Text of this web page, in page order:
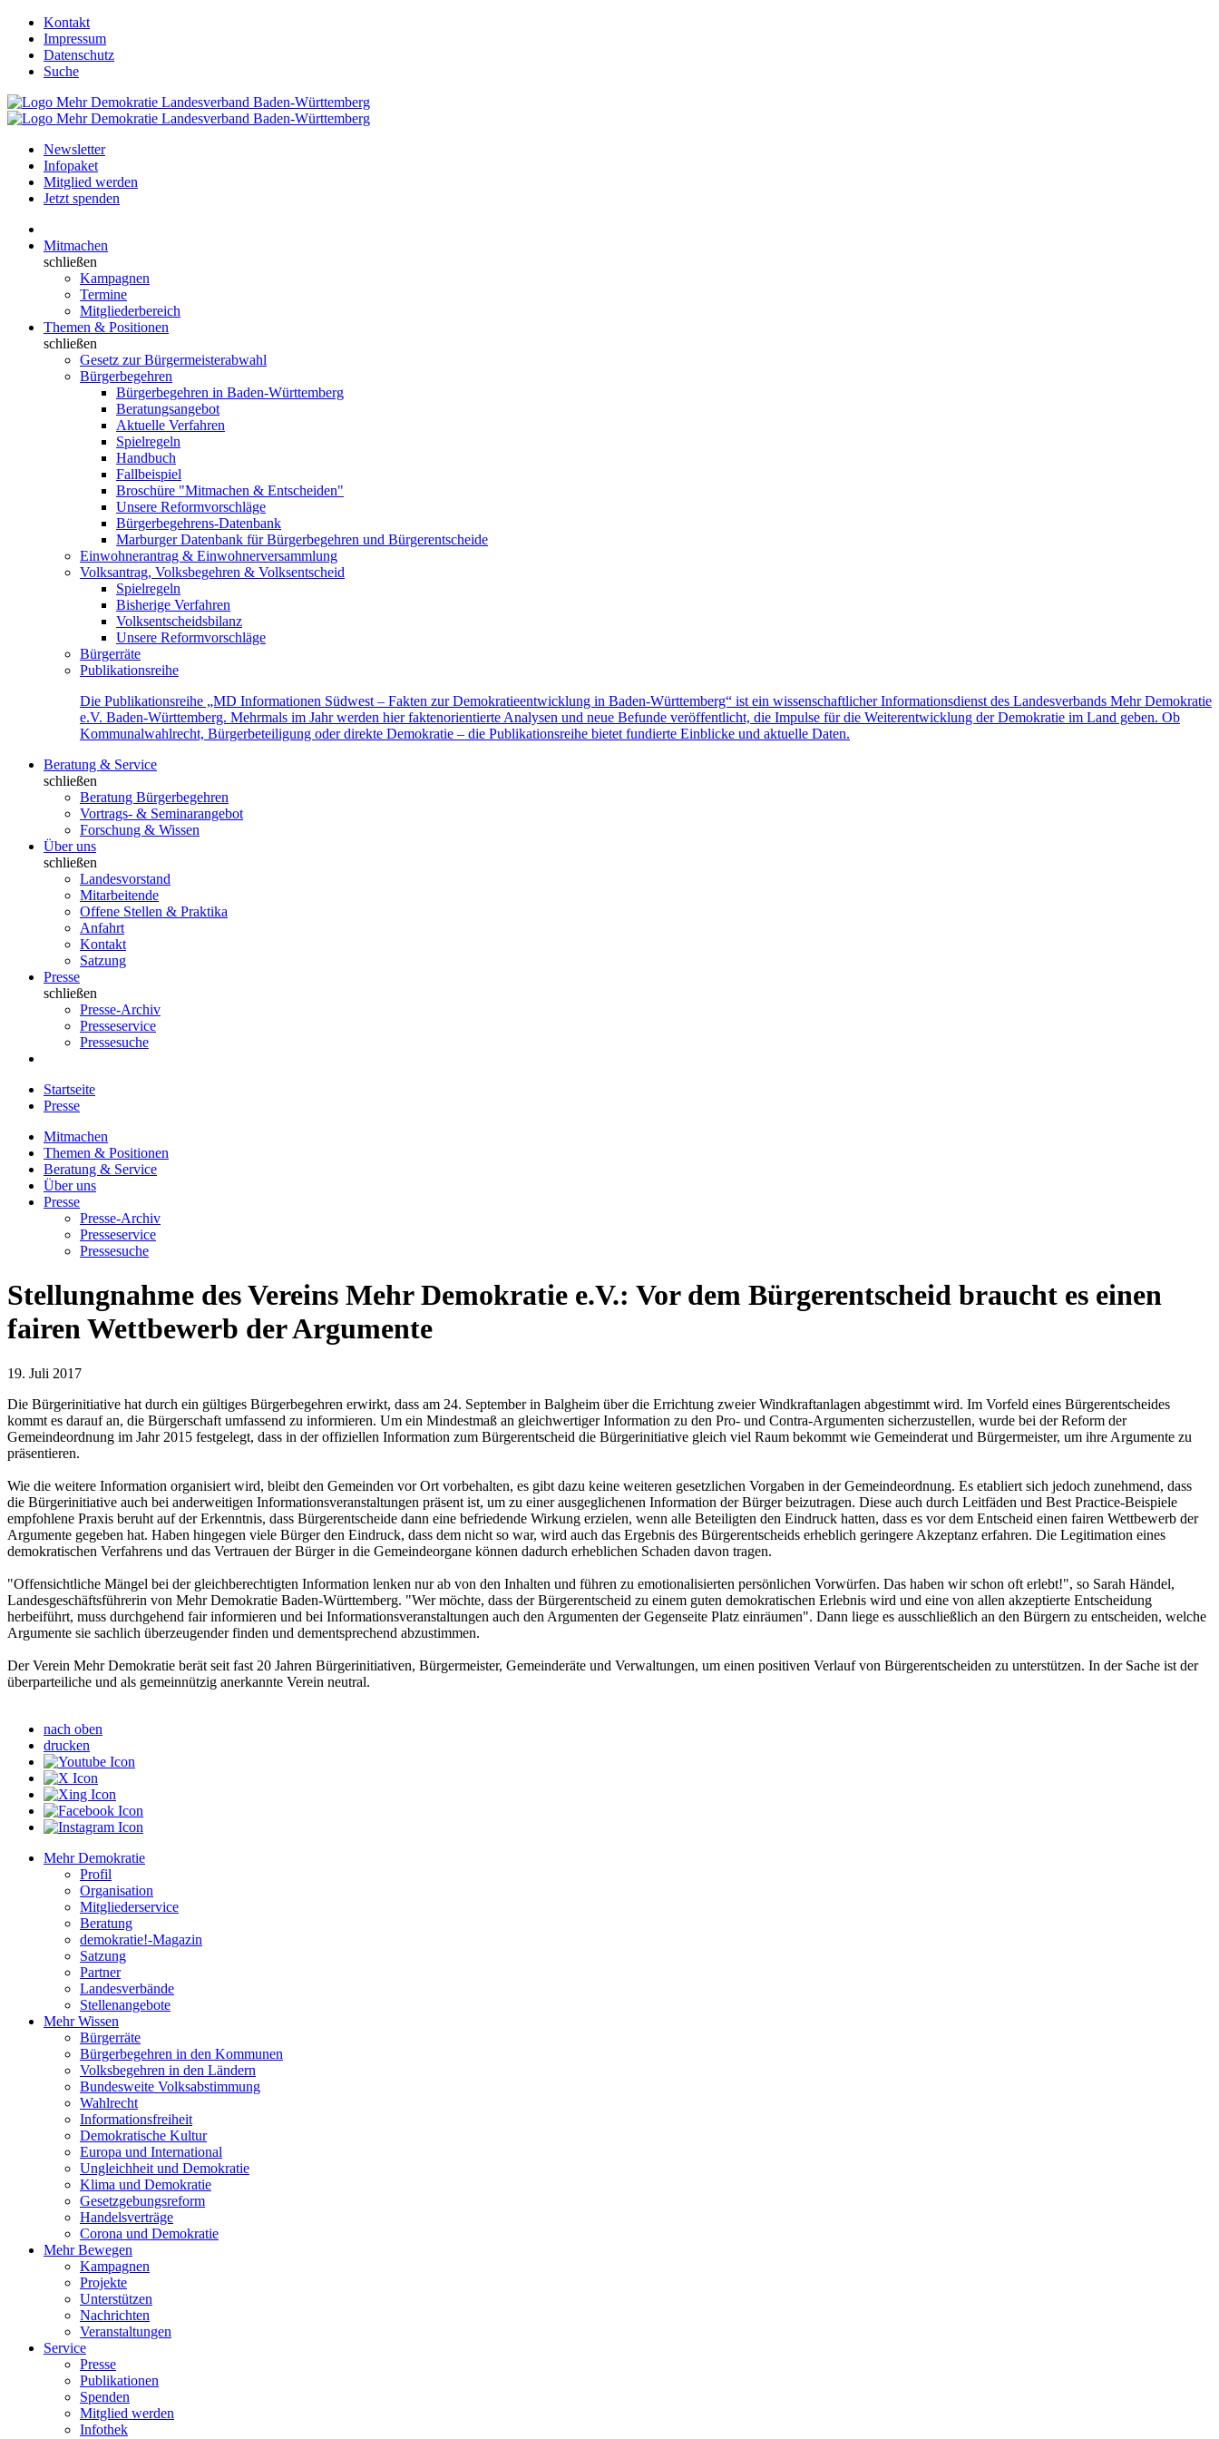
Kontakt
Impressum
Datenschutz
Suche
Newsletter
Infopaket
Mitglied werden
Jetzt spenden
Mitmachen
schließen
Kampagnen
Termine
Mitgliederbereich
Themen & Positionen
schließen
Gesetz zur Bürgermeisterabwahl
Bürgerbegehren
Bürgerbegehren in Baden-Württemberg
Beratungsangebot
Aktuelle Verfahren
Spielregeln
Handbuch
Fallbeispiel
Broschüre "Mitmachen & Entscheiden"
Unsere Reformvorschläge
Bürgerbegehrens-Datenbank
Marburger Datenbank für Bürgerbegehren und Bürgerentscheide
Einwohnerantrag & Einwohnerversammlung
Volksantrag, Volksbegehren & Volksentscheid
Spielregeln
Bisherige Verfahren
Volksentscheidsbilanz
Unsere Reformvorschläge
Bürgerräte
Publikationsreihe
Die Publikationsreihe „MD Informationen Südwest – Fakten zur Demokratieentwicklung in Baden-Württemberg“ ist ein wissenschaftlicher Informationsdienst des Landesverbands Mehr Demokratie
e.V. Baden-Württemberg. Mehrmals im Jahr werden hier faktenorientierte Analysen und neue Befunde veröffentlicht, die Impulse für die Weiterentwicklung der Demokratie im Land geben. Ob
Kommunalwahlrecht, Bürgerbeteiligung oder direkte Demokratie – die Publikationsreihe bietet fundierte Einblicke und aktuelle Daten.
Beratung & Service
schließen
Beratung Bürgerbegehren
Vortrags- & Seminarangebot
Forschung & Wissen
Über uns
schließen
Landesvorstand
Mitarbeitende
Offene Stellen & Praktika
Anfahrt
Kontakt
Satzung
Presse
schließen
Presse-Archiv
Presseservice
Pressesuche
Startseite
Presse
Mitmachen
Themen & Positionen
Beratung & Service
Über uns
Presse
Presse-Archiv
Presseservice
Pressesuche
Stellungnahme des Vereins Mehr Demokratie e.V.: Vor dem Bürgerentscheid braucht es einen
fairen Wettbewerb der Argumente
19. Juli 2017
Die Bürgerinitiative hat durch ein gültiges Bürgerbegehren erwirkt, dass am 24. September in Balgheim über die Errichtung zweier Windkraftanlagen abgestimmt wird. Im Vorfeld eines Bürgerentscheides
kommt es darauf an, die Bürgerschaft umfassend zu informieren. Um ein Mindestmaß an gleichwertiger Information zu den Pro- und Contra-Argumenten sicherzustellen, wurde bei der Reform der
Gemeindeordnung im Jahr 2015 festgelegt, dass in der offiziellen Information zum Bürgerentscheid die Bürgerinitiative gleich viel Raum bekommt wie Gemeinderat und Bürgermeister, um ihre Argumente zu
präsentieren.
Wie die weitere Information organisiert wird, bleibt den Gemeinden vor Ort vorbehalten, es gibt dazu keine weiteren gesetzlichen Vorgaben in der Gemeindeordnung. Es etabliert sich jedoch zunehmend, dass
die Bürgerinitiative auch bei anderweitigen Informationsveranstaltungen präsent ist, um zu einer ausgeglichenen Information der Bürger beizutragen. Diese auch durch Leitfäden und Best Practice-Beispiele
empfohlene Praxis beruht auf der Erkenntnis, dass Bürgerentscheide dann eine befriedende Wirkung erzielen, wenn alle Beteiligten den Eindruck hatten, dass es vor dem Entscheid einen fairen Wettbewerb der
Argumente gegeben hat. Haben hingegen viele Bürger den Eindruck, dass dem nicht so war, wird auch das Ergebnis des Bürgerentscheids erheblich geringere Akzeptanz erfahren. Die Legitimation eines
demokratischen Verfahrens und das Vertrauen der Bürger in die Gemeindeorgane können dadurch erheblichen Schaden davon tragen.
"Offensichtliche Mängel bei der gleichberechtigten Information lenken nur ab von den Inhalten und führen zu emotionalisierten persönlichen Vorwürfen. Das haben wir schon oft erlebt!", so Sarah Händel,
Landesgeschäftsführerin von Mehr Demokratie Baden-Württemberg. "Wer möchte, dass der Bürgerentscheid zu einem guten demokratischen Erlebnis wird und eine von allen akzeptierte Entscheidung
herbeiführt, muss durchgehend fair informieren und bei Informationsveranstaltungen auch den Argumenten der Gegenseite Platz einräumen". Dann liege es ausschließlich an den Bürgern zu entscheiden, welche
Argumente sie sachlich überzeugender finden und dementsprechend abzustimmen.
Der Verein Mehr Demokratie berät seit fast 20 Jahren Bürgerinitiativen, Bürgermeister, Gemeinderäte und Verwaltungen, um einen positiven Verlauf von Bürgerentscheiden zu unterstützen. In der Sache ist der
überparteiliche und als gemeinnützig anerkannte Verein neutral.
nach oben
drucken
Mehr Demokratie
Profil
Organisation
Mitgliederservice
Beratung
demokratie!-Magazin
Satzung
Partner
Landesverbände
Stellenangebote
Mehr Wissen
Bürgerräte
Bürgerbegehren in den Kommunen
Volksbegehren in den Ländern
Bundesweite Volksabstimmung
Wahlrecht
Informationsfreiheit
Demokratische Kultur
Europa und International
Ungleichheit und Demokratie
Klima und Demokratie
Gesetzgebungsreform
Handelsverträge
Corona und Demokratie
Mehr Bewegen
Kampagnen
Projekte
Unterstützen
Nachrichten
Veranstaltungen
Service
Presse
Publikationen
Spenden
Mitglied werden
Infothek